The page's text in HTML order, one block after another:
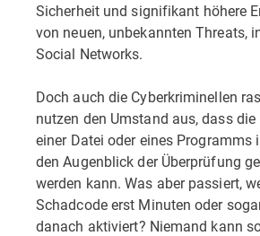
Sicherheit und signifikant höhere
von neuen, unbekannten Threats,
Social Networks.
Doch auch die Cyberkriminellen
nutzen den Umstand aus, dass
einer Datei oder eines Programms
den Augenblick der Überprüfung
werden kann. Was aber passiert,
Schadcode erst Minuten oder
danach aktiviert? Niemand kann